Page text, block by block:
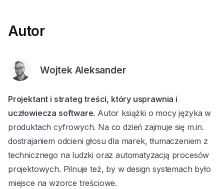
Autor
Wojtek Aleksander
Projektant i strateg treści, który usprawnia i
uczłowiecza software. Autor książki o mocy języka w
produktach cyfrowych. Na co dzień zajmuje się m.in.
dostrajaniem odcieni głosu dla marek, tłumaczeniem z
technicznego na ludzki oraz automatyzacją procesów
projektowych. Pilnuje też, by w design systemach było
miejsce na wzorce treściowe.